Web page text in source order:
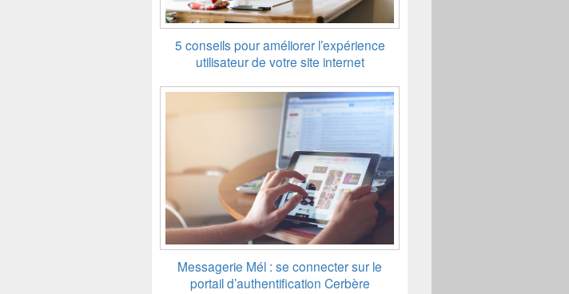
5 conseils pour améliorer l’expérience
utilisateur de votre site internet
Messagerie Mél : se connecter sur le
portail d’authentification Cerbère